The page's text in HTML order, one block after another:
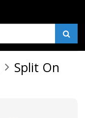
Split On